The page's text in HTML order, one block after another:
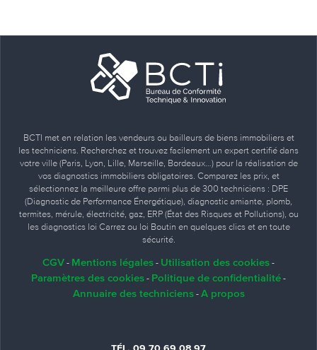
BCTI met en relation les vendeurs ou bailleurs de biens immobiliers et
les techniciens. Recherchez et trouvez facilement un expert certifié dans
votre ville (Paris, Lyon, Lille, Marseille, Bordeaux…) pour la réalisation de
vos diagnostics immobiliers obligatoires. Comparez les prix, et
sélectionnez la meilleure offre parmi plus de 300 techniciens : DPE
(Diagnostic de Performance Énergétique), diagnostic amiante, plomb,
termites, mérule, électricité, gaz, ERP (État des Risques et Pollutions), ou
les diagnostics loi Carrez ou loi Boutin en quelques clics et en toute
sécurité.
CGV - Mentions légales - Utilisation des cookies -
Paramètres des cookies - Politique de confidentialité -
Annuaire des techniciens- A propos